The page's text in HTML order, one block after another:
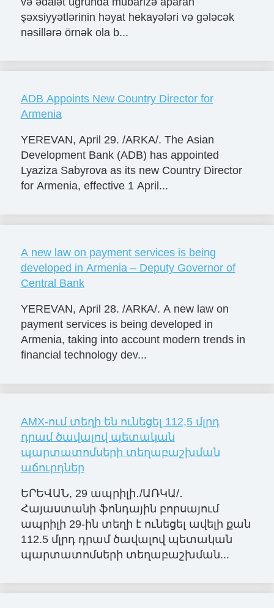
şəxsiyyətlərinin həyat hekayələri və gələcək
nəsillərə örnək ola b...
ADB Appoints New Country Director for
Armenia
YEREVAN, April 29. /ARKA/. The Asian
Development Bank (ADB) has appointed
Lyaziza Sabyrova as its new Country Director
for Armenia, effective 1 April...
A new law on payment services is being
developed in Armenia – Deputy Governor of
Central Bank
YEREVAN, April 28. /ARКА/. A new law on
payment services is being developed in
Armenia, taking into account modern trends in
financial technology dev...
AMX-ում տեղի են ունեցել 112,5 մլրդ
դրամ ծավալով պետական
պարտատոմսերի տեղաբաշխման
աճուրդներ
ԵՐԵՎԱՆ, 29 ապրիլի․/ԱՌԿԱ/․
Հայաստանի ֆոնդային բորսայում
ապրիլի 29-ին տեղի է ունեցել ավելի քան
112.5 մլրդ դրամ ծավալով պետական
պարտատոմսերի տեղաբաշխման...